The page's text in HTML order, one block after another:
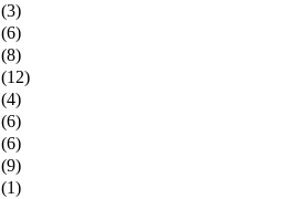
(3)
(6)
(8)
(12)
(4)
(6)
(6)
(9)
(1)